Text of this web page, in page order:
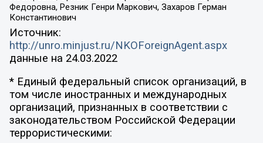
Федоровна, Резник Генри Маркович, Захаров Герман
Константинович
Источник:
http://unro.minjust.ru/NKOForeignAgent.aspx
данные на 24.03.2022
* Единый федеральный список организаций, в
том числе иностранных и международных
организаций, признанных в соответствии с
законодательством Российской Федерации
террористическими: